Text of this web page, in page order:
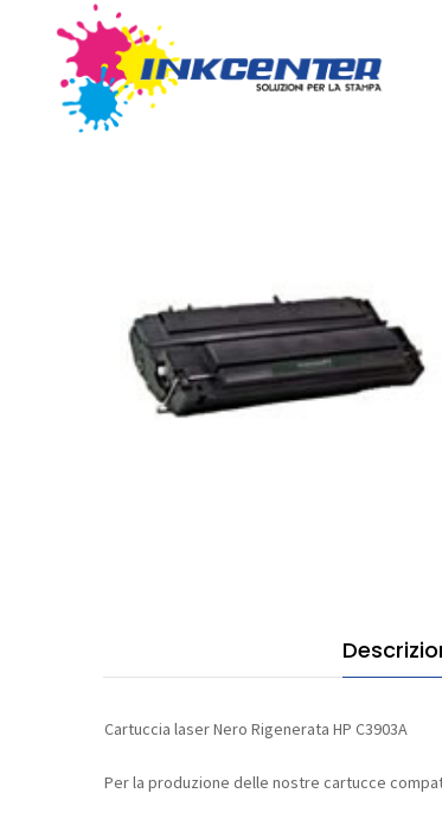
Cartuccia laser Nero Rigenerata HP C3903A
Per la produzione delle nostre cartucce